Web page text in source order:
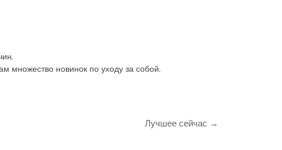
множество новинок по уходу за собой.
Лучшее сейчас →